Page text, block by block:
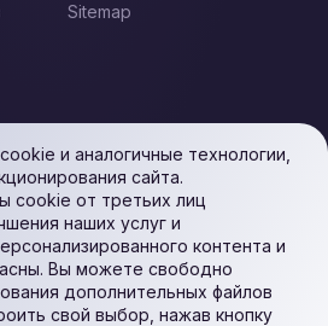
Sitemap
и аналогичные технологии,
сайта.
cookie от третьих лиц
наших услуг и
контента и
Вы можете свободно
дополнительных файлов
свой выбор, нажав кнопку